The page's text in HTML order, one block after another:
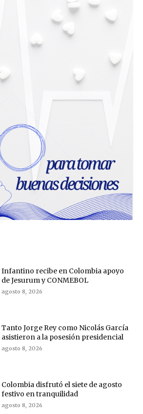
Infantino recibe en Colombia apoyo
de Jesurum y CONMEBOL
agosto 8, 2026
Tanto Jorge Rey como Nicolás García
asistieron a la posesión presidencial
agosto 8, 2026
Colombia disfrutó el siete de agosto
festivo en tranquilidad
agosto 8, 2026